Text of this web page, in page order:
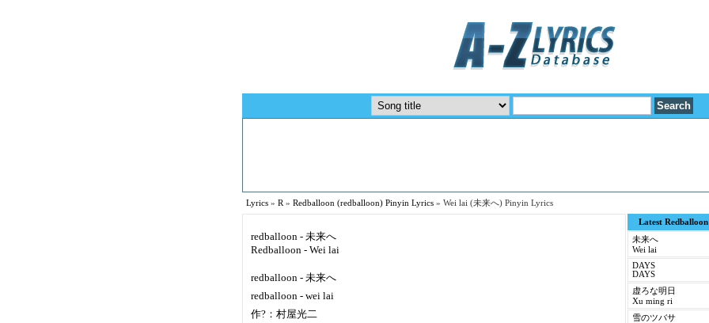
Lyrics » R » Redballoon (redballoon) Pinyin Lyrics » Wei lai (未来へ) Pinyin Lyrics
redballoon - 未来へ
Redballoon - Wei lai
redballoon - 未来へ
redballoon - wei lai
作?：村屋光二
Latest
未来へ
Wei lai
DAYS
DAYS
虚ろな明日
Xu ming ri
雪のツバサ